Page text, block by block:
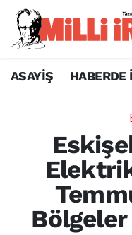
ASAYİŞ HABERDE